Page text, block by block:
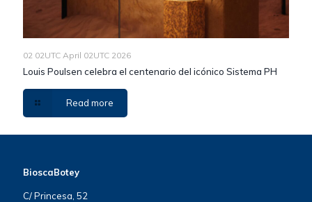
02 02UTC April 02UTC 2026
Louis Poulsen celebra el centenario del icónico Sistema PH
Read more
BioscaBotey
C/ Princesa, 52